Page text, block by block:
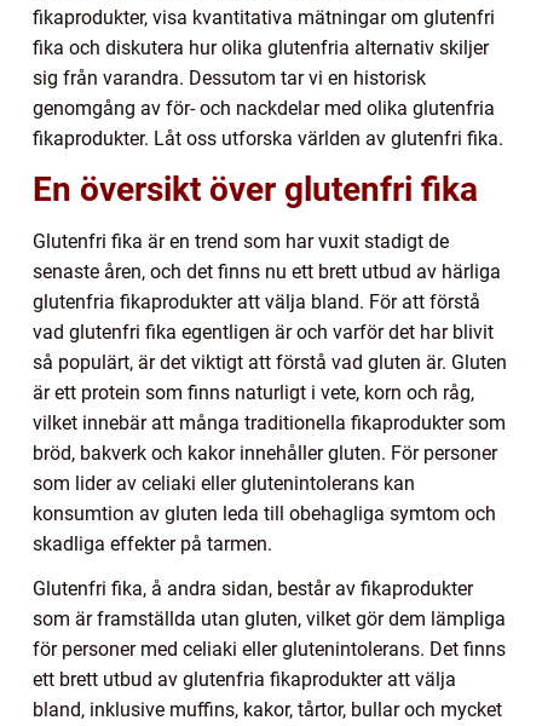
fikaprodukter, visa kvantitativa mätningar om glutenfri
fika och diskutera hur olika glutenfria alternativ skiljer
sig från varandra. Dessutom tar vi en historisk
genomgång av för- och nackdelar med olika glutenfria
fikaprodukter. Låt oss utforska världen av glutenfri fika.
En översikt över glutenfri fika
Glutenfri fika är en trend som har vuxit stadigt de
senaste åren, och det finns nu ett brett utbud av härliga
glutenfria fikaprodukter att välja bland. För att förstå
vad glutenfri fika egentligen är och varför det har blivit
så populärt, är det viktigt att förstå vad gluten är. Gluten
är ett protein som finns naturligt i vete, korn och råg,
vilket innebär att många traditionella fikaprodukter som
bröd, bakverk och kakor innehåller gluten. För personer
som lider av celiaki eller glutenintolerans kan
konsumtion av gluten leda till obehagliga symtom och
skadliga effekter på tarmen.
Glutenfri fika, å andra sidan, består av fikaprodukter
som är framställda utan gluten, vilket gör dem lämpliga
för personer med celiaki eller glutenintolerans. Det finns
ett brett utbud av glutenfria fikaprodukter att välja
bland, inklusive muffins, kakor, tårtor, bullar och mycket